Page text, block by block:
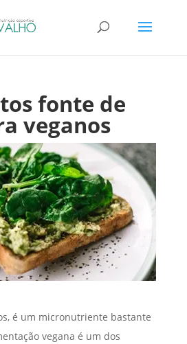
fonte de
veganos
é um micronutriente bastante
vegana é um dos